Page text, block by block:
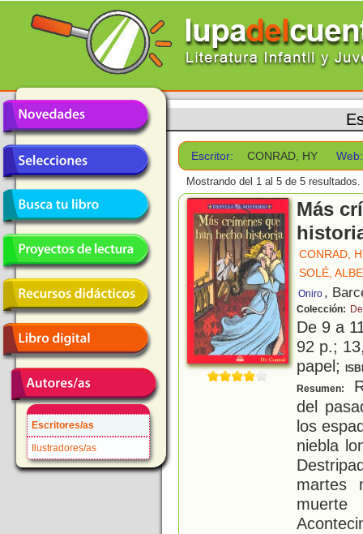
Escritores/as
Ilustradores/as
Escritor: CONRAD, HY Web:
Mostrando del 1 al 5 de 5 resultados.
Más
CONRAD,
SOLÉ,
Oniro ,
Colección:
De 9 a
92 p.;
papel;
Resumen:
del
los
niebla
martes
muerte